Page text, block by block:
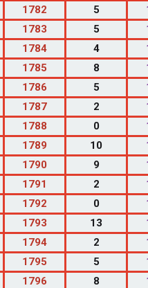
1782 5
1783 5
1784 4
1785 8
1786 5
1787 2
1788 0
1789 10
1790 9
1791 2
1792 0
1793 13
1794 2
1795 5
1796 8